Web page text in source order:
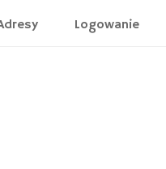
Logowanie